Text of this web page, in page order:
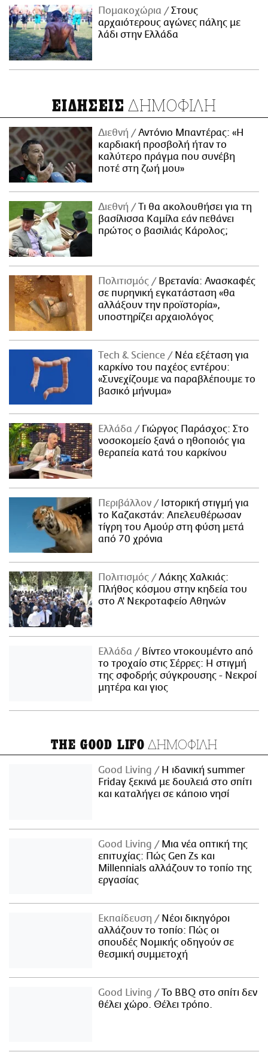
Πομακοχώρια
Στους
αρχαιότερους αγώνες πάλης με
λάδι στην Ελλάδα
ΕΙΔΗΣΕΙΣ ΔΗΜΟΦΙΛΗ
Διεθνή
Αντόνιο Μπαντέρας: «Η
καρδιακή προσβολή ήταν το
καλύτερο πράγμα που συνέβη
ποτέ στη ζωή μου»
Διεθνή
Τι θα ακολουθήσει για τη
βασίλισσα Καμίλα εάν πεθάνει
πρώτος ο βασιλιάς Κάρολος;
Πολιτισμός
Βρετανία: Ανασκαφές
σε πυρηνική εγκατάσταση «θα
αλλάξουν την προϊστορία»,
υποστηρίζει αρχαιολόγος
Τech & Science
Νέα εξέταση για
καρκίνο του παχέος εντέρου:
«Συνεχίζουμε να παραβλέπουμε το
βασικό μήνυμα»
Ελλάδα
Γιώργος Παράσχος: Στο
νοσοκομείο ξανά ο ηθοποιός για
θεραπεία κατά του καρκίνου
Περιβάλλον
Ιστορική στιγμή για
το Καζακστάν: Απελευθέρωσαν
τίγρη του Αμούρ στη φύση μετά
από 70 χρόνια
Πολιτισμός
Λάκης Χαλκιάς:
Πλήθος κόσμου στην κηδεία του
στο Α' Νεκροταφείο Αθηνών
Ελλάδα
Βίντεο ντοκουμέντο από
το τροχαίο στις Σέρρες: Η στιγμή
της σφοδρής σύγκρουσης - Νεκροί
μητέρα και γιος
THE GOOD LIFO ΔΗΜΟΦΙΛΗ
Good Living
Η ιδανική summer
Friday ξεκινά με δουλειά στο σπίτι
και καταλήγει σε κάποιο νησί
Good Living
Μια νέα οπτική της
επιτυχίας: Πώς Gen Zs και
Millennials αλλάζουν το τοπίο της
εργασίας
Εκπαίδευση
Νέοι δικηγόροι
αλλάζουν το τοπίο: Πώς οι
σπουδές Νομικής οδηγούν σε
θεσμική συμμετοχή
Good Living
Το BBQ στο σπίτι δεν
θέλει χώρο. Θέλει τρόπο.